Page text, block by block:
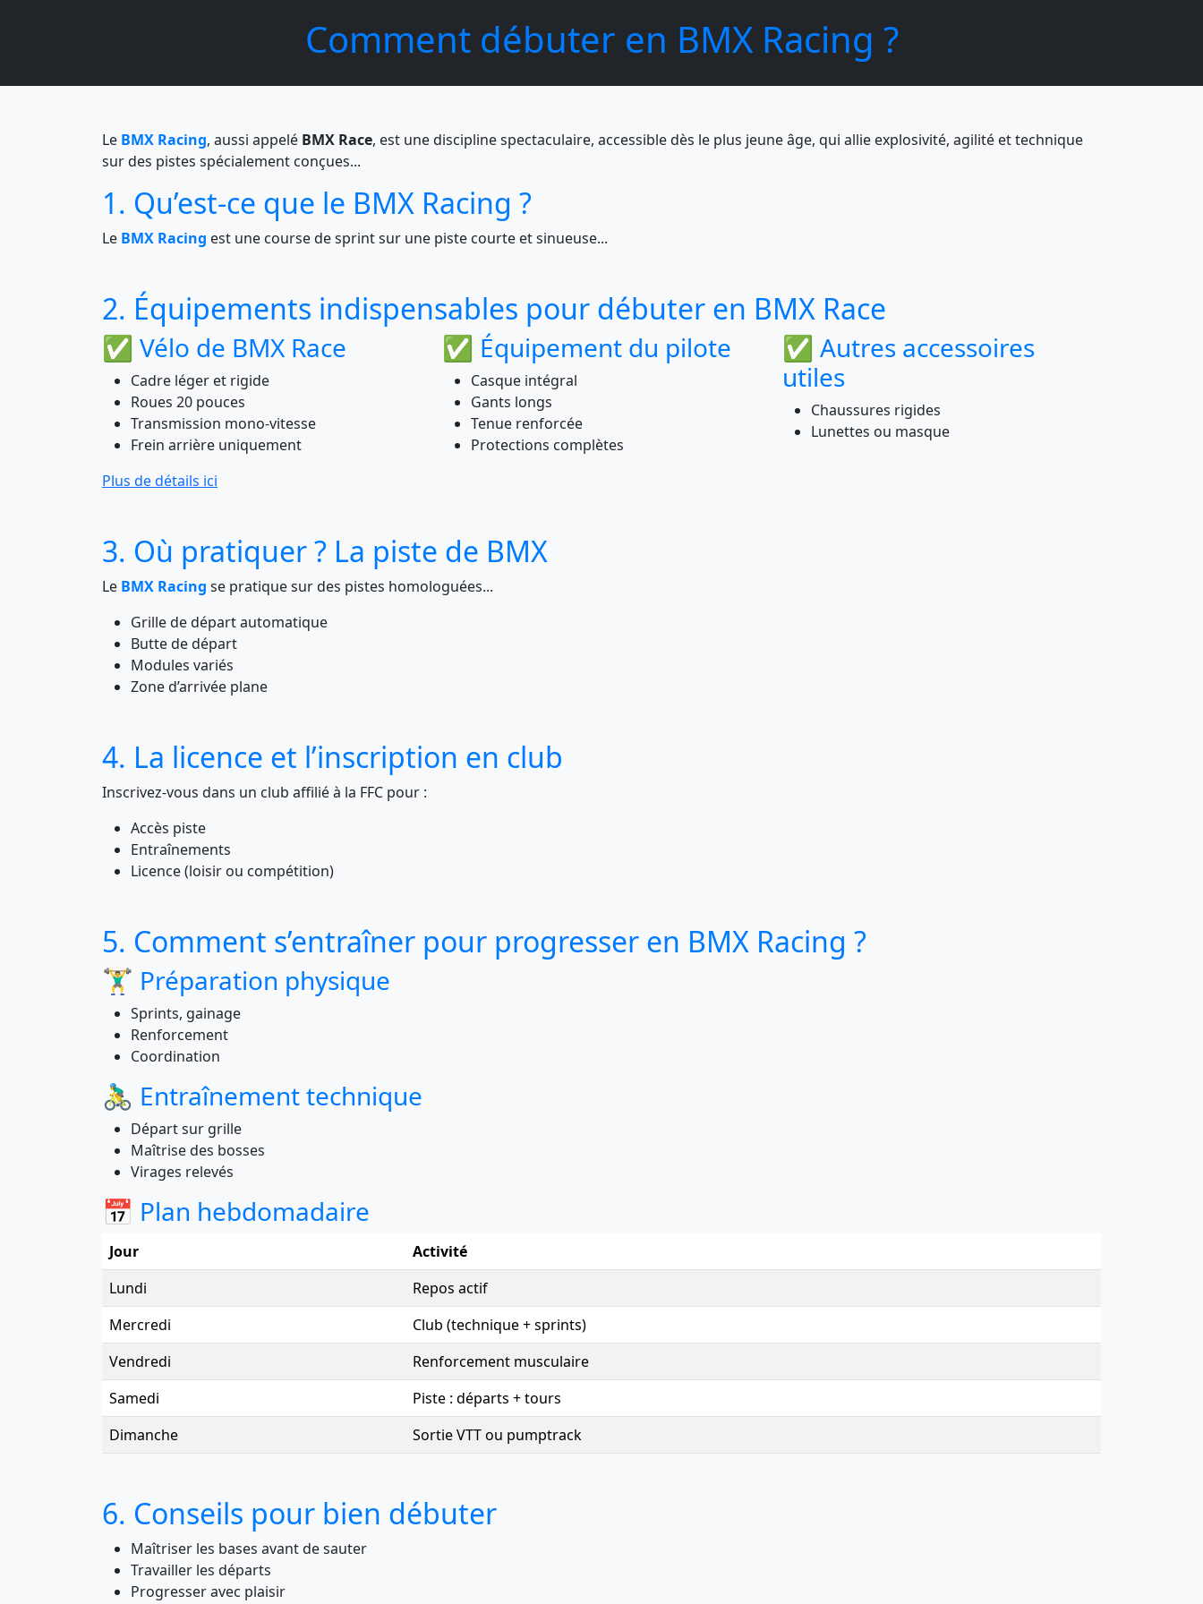
Comment débuter en BMX Racing ?
Le BMX Racing, aussi appelé BMX Race, est une discipline spectaculaire, accessible dès le plus jeune âge, qui allie explosivité, agilité et technique
sur des pistes spécialement conçues...
1. Qu’est-ce que le BMX Racing ?
Le BMX Racing est une course de sprint sur une piste courte et sinueuse...
2. Équipements indispensables pour débuter en BMX Race
✅ Vélo de BMX Race
Cadre léger et rigide
Roues 20 pouces
Transmission mono-vitesse
Frein arrière uniquement
✅ Équipement du pilote
Casque intégral
Gants longs
Tenue renforcée
Protections complètes
✅ Autres accessoires
utiles
Chaussures rigides
Lunettes ou masque
Plus de détails ici
3. Où pratiquer ? La piste de BMX
Le BMX Racing se pratique sur des pistes homologuées...
Grille de départ automatique
Butte de départ
Modules variés
Zone d’arrivée plane
4. La licence et l’inscription en club
Inscrivez-vous dans un club affilié à la FFC pour :
Accès piste
Entraînements
Licence (loisir ou compétition)
5. Comment s’entraîner pour progresser en BMX Racing ?
🏋️‍♂️ Préparation physique
Sprints, gainage
Renforcement
Coordination
🚴‍♂️ Entraînement technique
Départ sur grille
Maîtrise des bosses
Virages relevés
📅 Plan hebdomadaire
Jour
Activité
Lundi
Repos actif
Mercredi
Club (technique + sprints)
Vendredi
Renforcement musculaire
Samedi
Piste : départs + tours
Dimanche
Sortie VTT ou pumptrack
6. Conseils pour bien débuter
Maîtriser les bases avant de sauter
Travailler les départs
Progresser avec plaisir